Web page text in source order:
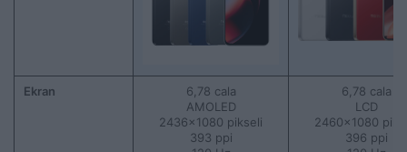
Ekran
6,78 cala
AMOLED
2436×1080 pikseli
393 ppi
6,78 cala
LCD
2460×1080
396 ppi